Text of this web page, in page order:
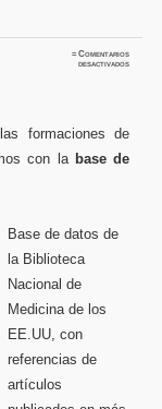
≈Comentarios
desactivadosen
realizar
en
formaciones de
con la base de
Base de datos de
la Biblioteca
Nacional de
Medicina de los
EE.UU, con
referencias de
artículos